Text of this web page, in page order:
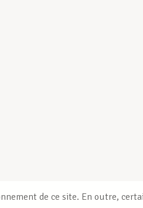
de ce site. En outre,